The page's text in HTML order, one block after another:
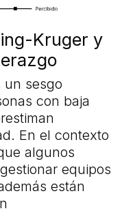
Kruger y
un sesgo
con baja
En el contexto
algunos
equipos
están